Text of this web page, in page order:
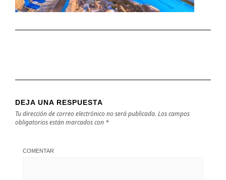
DEJA UNA RESPUESTA
Tu dirección de correo electrónico no será publicada. Los campos
obligatorios están marcados con *
COMENTAR